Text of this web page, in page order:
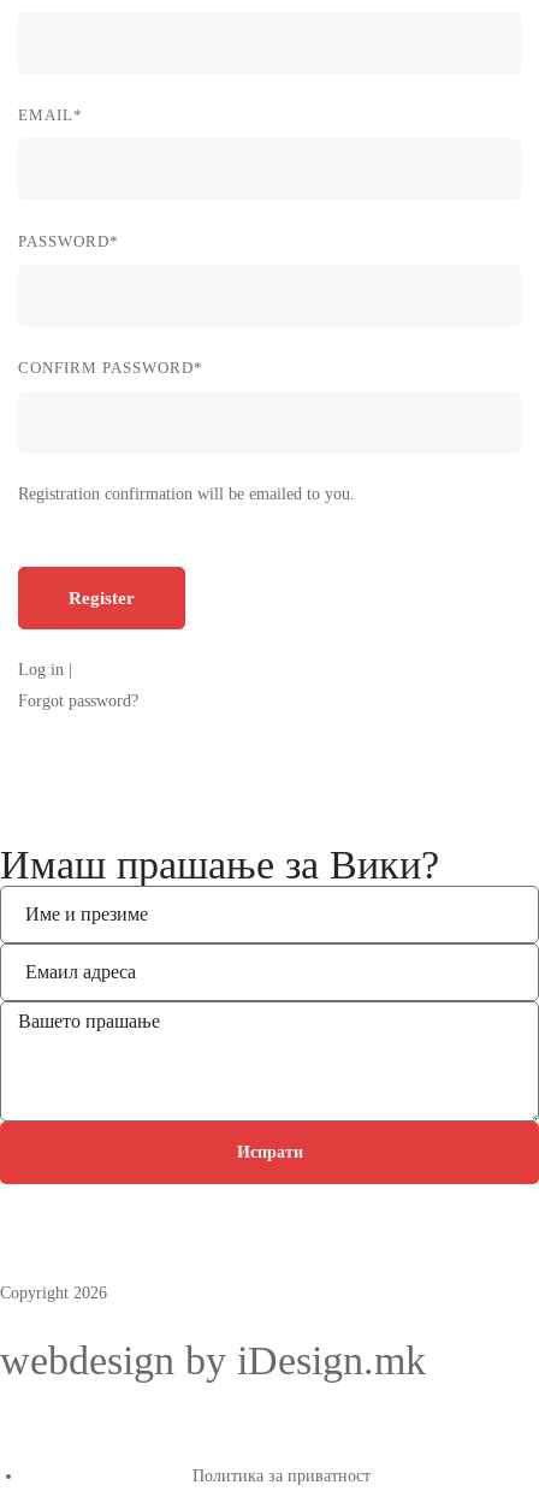
EMAIL*
PASSWORD*
CONFIRM PASSWORD*
Registration confirmation will be emailed to you.
Log in
Forgot password?
Имаш прашање за Вики?
Испрати
Copyright 2026
webdesign by iDesign.mk
Политика за приватност